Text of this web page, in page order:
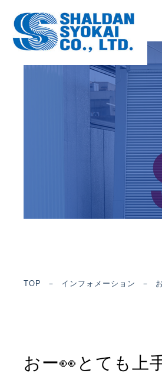
TOP － インフォメーション －
おー👀とても上